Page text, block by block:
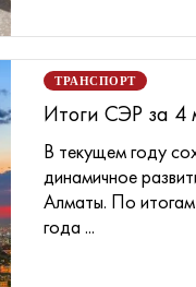
ТРАНСПОРТ
Итоги СЭР за 4
В текущем году
динамичное
Алматы. По
года ...